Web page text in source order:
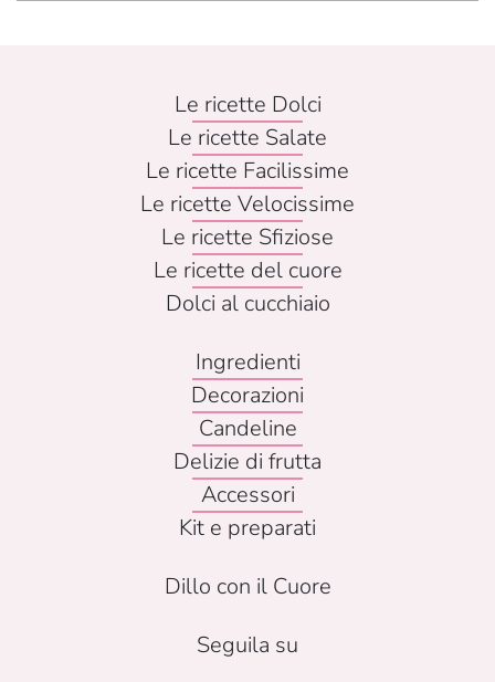
Le ricette Dolci
Le ricette Salate
Le ricette Facilissime
Le ricette Velocissime
Le ricette Sfiziose
Le ricette del cuore
Dolci al cucchiaio
Ingredienti
Decorazioni
Candeline
Delizie di frutta
Accessori
Kit e preparati
Dillo con il Cuore
Seguila su